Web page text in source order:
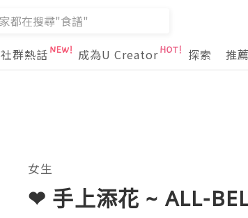
社群熱話 成為U Creator 探索 推
女生
❤ 手上添花 ~ ALL-